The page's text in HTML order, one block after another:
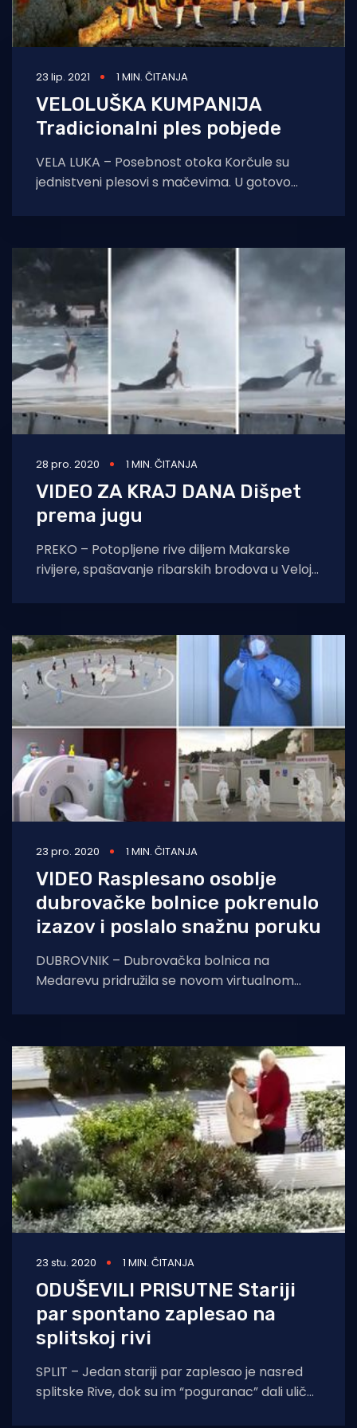
23 lip. 2021 1 MIN. ČITANJA
VELOLUŠKA KUMPANIJA
Tradicionalni ples pobjede
VELA LUKA – Posebnost otoka Korčule su
jednistveni plesovi s mačevima. U gotovo
viteško
28 pro. 2020 1 MIN. ČITANJA
VIDEO ZA KRAJ DANA Dišpet
prema jugu
PREKO – Potopljene rive diljem Makarske
rivijere, spašavanje ribarskih brodova u Veloj
potonule i oštećene
23 pro. 2020 1 MIN. ČITANJA
VIDEO Rasplesano osoblje
dubrovačke bolnice pokrenulo
izazov i poslalo snažnu poruku
DUBROVNIK – Dubrovačka bolnica na
Medarevu pridružila se novom virtualnom
mrežama. Osoblje nekoliko svjetskih
23 stu. 2020 1 MIN. ČITANJA
ODUŠEVILI PRISUTNE Stariji
par spontano zaplesao na
splitskoj rivi
SPLIT – Jedan stariji par zaplesao je nasred
splitske Rive, dok su im “poguranac” dali ulični